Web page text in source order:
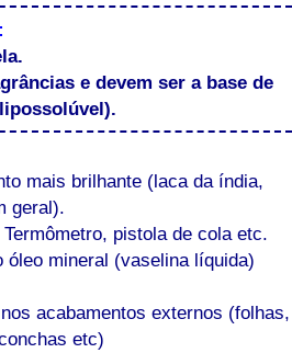
e devem ser a base de
mais brilhante (laca da índia,
geral).
pistola de cola etc.
óleo mineral (vaselina líquida)
acabamentos externos (folhas,
etc)